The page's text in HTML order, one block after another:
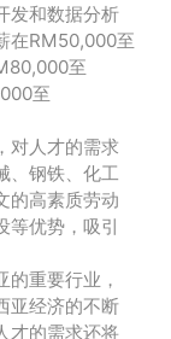
发和数据分析
在RM50,000至
至
至
对人才的需求
、钢铁、化工
的高素质劳动
等优势，吸引
重要行业，
亚经济的不断
才的需求还将